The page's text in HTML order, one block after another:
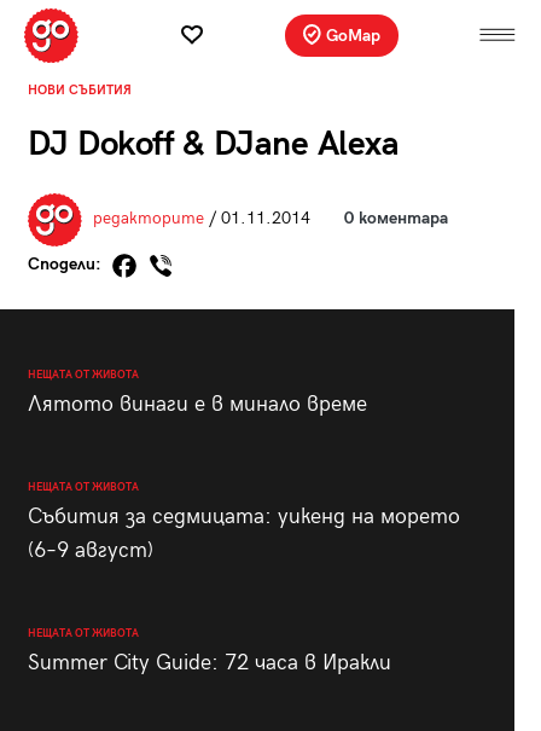
GoMap
НОВИ СЪБИТИЯ
DJ Dokoff & DJane Alexa
редакторите/ 01.11.2014 0 коментара
Сподели:
НЕЩАТА ОТ ЖИВОТА
Лятото винаги е в минало време
НЕЩАТА ОТ ЖИВОТА
Събития за седмицата: уикенд на морето
(6–9 август)
НЕЩАТА ОТ ЖИВОТА
Summer City Guide: 72 часа в Иракли